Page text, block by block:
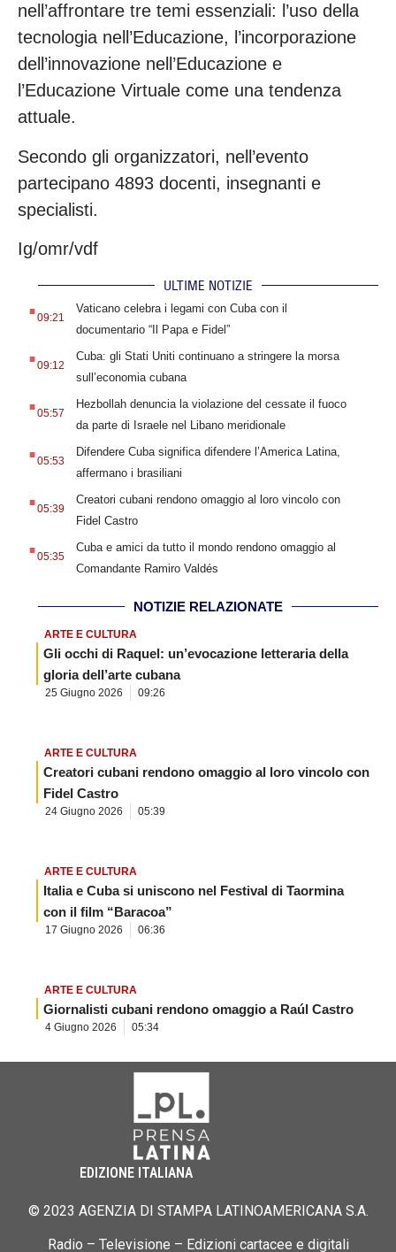
nell’affrontare tre temi essenziali: l’uso della
tecnologia nell’Educazione, l’incorporazione
dell’innovazione nell’Educazione e
l’Educazione Virtuale come una tendenza
attuale.
Secondo gli organizzatori, nell’evento
partecipano 4893 docenti, insegnanti e
specialisti.
Ig/omr/vdf
ULTIME NOTIZIE
.09:21
Vaticano celebra i legami con Cuba con il
documentario “Il Papa e Fidel”
.09:12
Cuba: gli Stati Uniti continuano a stringere la morsa
sull’economia cubana
.05:57
Hezbollah denuncia la violazione del cessate il fuoco
da parte di Israele nel Libano meridionale
.05:53
Difendere Cuba significa difendere l’America Latina,
affermano i brasiliani
.05:39
Creatori cubani rendono omaggio al loro vincolo con
Fidel Castro
.05:35
Cuba e amici da tutto il mondo rendono omaggio al
Comandante Ramiro Valdés
NOTIZIE RELAZIONATE
ARTE E CULTURA
Gli occhi di Raquel: un’evocazione letteraria della
gloria dell’arte cubana
25 Giugno 2026 09:26
ARTE E CULTURA
Creatori cubani rendono omaggio al loro vincolo con
Fidel Castro
24 Giugno 2026 05:39
ARTE E CULTURA
Italia e Cuba si uniscono nel Festival di Taormina
con il film “Baracoa”
17 Giugno 2026 06:36
ARTE E CULTURA
Giornalisti cubani rendono omaggio a Raúl Castro
4 Giugno 2026 05:34
EDIZIONE ITALIANA
© 2023 AGENZIA DI STAMPA LATINOAMERICANA S.A.
Radio – Televisione – Edizioni cartacee e digitali